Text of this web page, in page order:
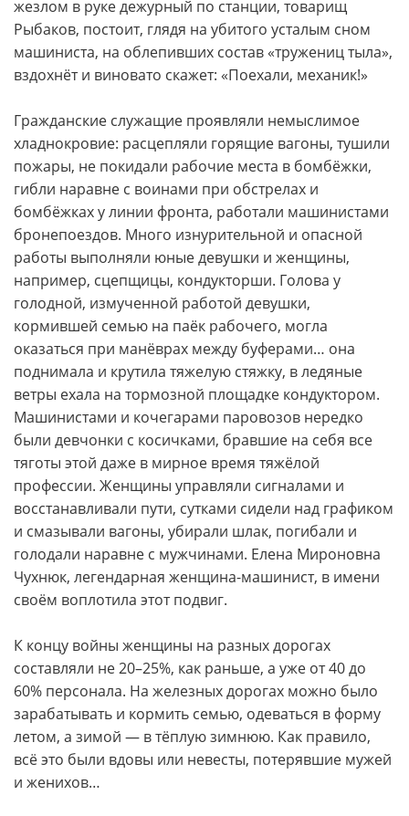
жезлом в руке дежурный по станции, товарищ
Рыбаков, постоит, глядя на убитого усталым сном
машиниста, на облепивших состав «тружениц тыла»,
вздохнёт и виновато скажет: «Поехали, механик!»
Гражданские служащие проявляли немыслимое
хладнокровие: расцепляли горящие вагоны, тушили
пожары, не покидали рабочие места в бомбёжки,
гибли наравне с воинами при обстрелах и
бомбёжках у линии фронта, работали машинистами
бронепоездов. Много изнурительной и опасной
работы выполняли юные девушки и женщины,
например, сцепщицы, кондукторши. Голова у
голодной, измученной работой девушки,
кормившей семью на паёк рабочего, могла
оказаться при манёврах между буферами… она
поднимала и крутила тяжелую стяжку, в ледяные
ветры ехала на тормозной площадке кондуктором.
Машинистами и кочегарами паровозов нередко
были девчонки с косичками, бравшие на себя все
тяготы этой даже в мирное время тяжёлой
профессии. Женщины управляли сигналами и
восстанавливали пути, сутками сидели над графиком
и смазывали вагоны, убирали шлак, погибали и
голодали наравне с мужчинами. Елена Мироновна
Чухнюк, легендарная женщина-машинист, в имени
своём воплотила этот подвиг.
К концу войны женщины на разных дорогах
составляли не 20–25%, как раньше, а уже от 40 до
60% персонала. На железных дорогах можно было
зарабатывать и кормить семью, одеваться в форму
летом, а зимой — в тёплую зимнюю. Как правило,
всё это были вдовы или невесты, потерявшие мужей
и женихов…